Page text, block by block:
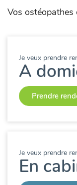
Vos
Je veux prendre
A
Prendre
Je veux prendre
En